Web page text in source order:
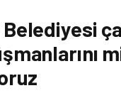
Belediyesi